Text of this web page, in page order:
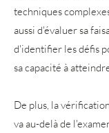
techniques
aussi d'évaluer sa
d'identifier les défis
sa capacité à
De plus, la
va au-delà de